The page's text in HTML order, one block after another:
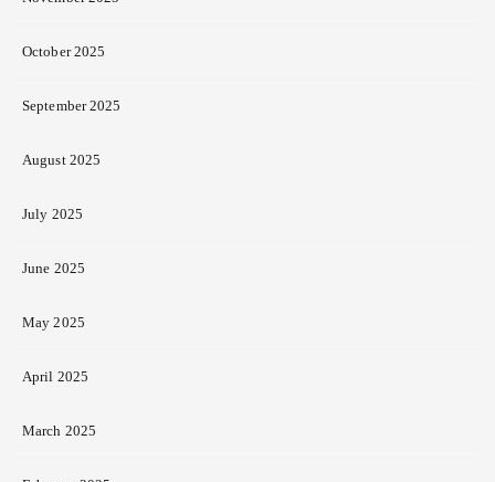
October 2025
September 2025
August 2025
July 2025
June 2025
May 2025
April 2025
March 2025